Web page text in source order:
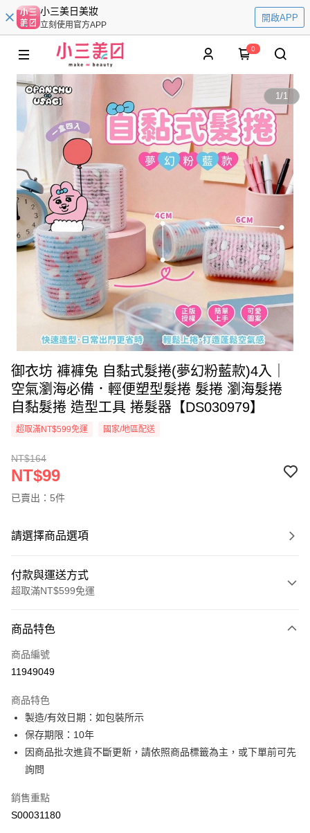
小三美日美妝
立刻使用官方APP
開啟APP
0
1/1
御衣坊 褲褲兔 自黏式髮捲(夢幻粉藍款)4入｜
空氣瀏海必備．輕便塑型髮捲 髮捲 瀏海髮捲
自黏髮捲 造型工具 捲髮器【DS030979】
超取滿NT$599免運 國家/地區配送
NT$164
NT$99
已賣出：5件
請選擇商品選項
付款與運送方式
超取滿NT$599免運
信用卡一次付款
超商取貨付款
Apple Pay
街口支付
全盈+PAY
ATM付款
商品特色
商品編號
11949049
商品特色
製造/有效日期：如包裝所示
保存期限：10年
因商品批次進貨不斷更新，請依照商品標籤為主，或下單前可先
詢問
銷售重點
S00031180